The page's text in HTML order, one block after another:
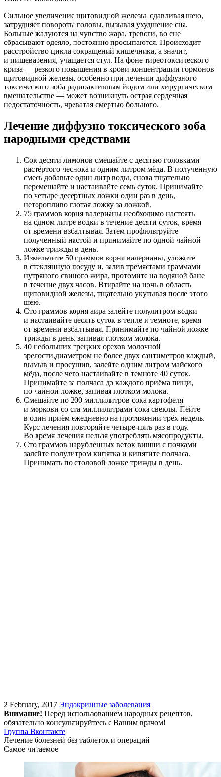
Сильное увеличение щитовидной железы, сдавливая шею,
затрудняет повороты головы, вызывая ухудшение сна.
Больные жалуются на чувство жара, тревоги, во сне
сбрасывают одеяло, постоянно просыпаются. Происходит
расстройство цикла сокращений кишечника, а значит,
и пищеварения, учащается стул. На фоне тиреотоксического
криза — резкого повышения в крови концентрации гормонов
щитовидной железы, особенно при лечении диффузного
токсического зоба радиоактивным йодом или хирургическом
вмешательстве — может возникнуть острая сердечная
недостаточность, чреватая смертью больного.
Лечение диффузно токсического зоба
народными средствами
Сок десяти лимонов смешайте с десятью головками
растёртого чеснока и одним литром мёда. В полученную
смесь добавьте один литр воды, снова тщательно
перемешайте и настаивайте семь суток. Принимайте
по четыре десертных ложки один раз в день,
неторопливо глотая ложку за ложкой.
75 граммов корня валерианы необходимо настоять
на одном литре водки в течение десяти суток, время
от времени взбалтывая. Затем профильтруйте
полученный настой и принимайте по одной чайной
ложке трижды в день.
Измельчите 50 граммов корня валерианы, уложите
в стеклянную посуду и, залив тремястами граммами
нутряного свиного жира, протомите на водяной бане
в течение двух часов. Втирайте на ночь в область
щитовидной железы, тщательно укутывая после этого
шею.
Сто граммов корня аира залейте полулитром водки
и настаивайте десять суток в тепле и темноте, время
от времени взбалтывая. Принимайте по чайной ложке
трижды в день, запивая глотком молока.
40 небольших грецких орехов молочной
зрелости,диаметром не более двух сантиметров каждый,
вымыв и просушив, залейте одним литром майского
мёда, после чего настаивайте в темноте 40 суток.
Принимайте за полчаса до каждого приёма пищи,
по чайной ложке, запивая глотком молока.
Смешайте по 200 миллилитров сока картофеля
и моркови со ста миллилитрами сока свеклы. Пейте
в один приём ежедневно на протяжении трёх недель.
Курс лечения повторяйте четыре-пять раз в году.
Во время лечения нельзя употреблять мясопродукты.
Сто граммов нарубленных веток вишни с почками
залейте полулитром кипятка и кипятите полчаса.
Принимать по столовой ложке трижды в день.
2 February, 2017 Эндокринные заболевания
Внимание! Перед использованием народных рецептов,
обязательно консультируйтесь с Вашим врачом!
Группа Вконтакте
Лечение болезней без таблеток и операций
Самое читаемое